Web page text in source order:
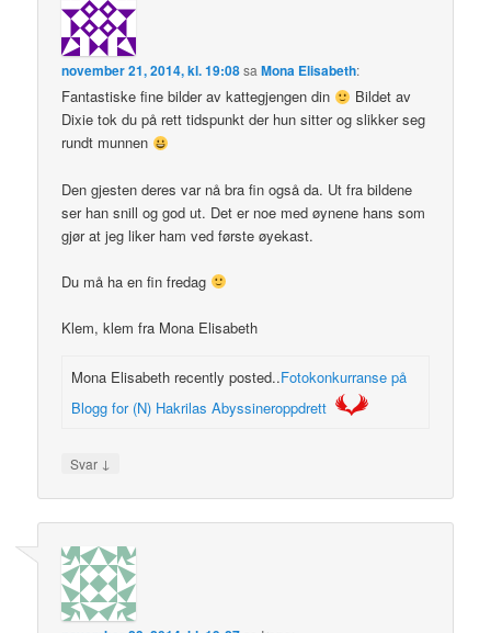
november 21, 2014, kl. 19:08sa Mona Elisabeth:
Fantastiske fine bilder av kattegjengen din
Bildet av
Dixie tok du på rett tidspunkt der hun sitter og slikker seg
rundt munnen
Den gjesten deres var nå bra fin også da. Ut fra bildene
ser han snill og god ut. Det er noe med øynene hans som
gjør at jeg liker ham ved første øyekast.
Du må ha en fin fredag
Klem, klem fra Mona Elisabeth
Mona Elisabeth recently posted..Fotokonkurranse på
Blogg for (N) Hakrilas Abyssineroppdrett
Svar ↓